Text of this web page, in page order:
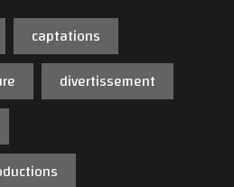
captations
divertissement